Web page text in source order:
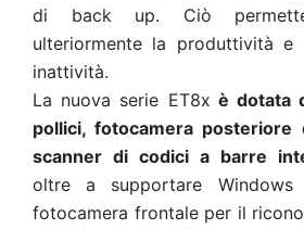
di back up. Ciò
ulteriormente la produttività
inattività.
La nuova serie ET8x è dotata
pollici, fotocamera posteriore
scanner di codici a barre
oltre a supportare
fotocamera frontale per il